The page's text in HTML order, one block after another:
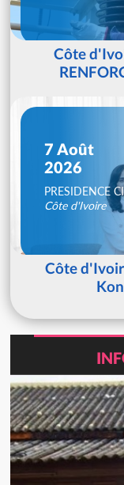
Côte
7 Août
2026
PRESIDENCE CI
Côte d'Ivoire
Côte